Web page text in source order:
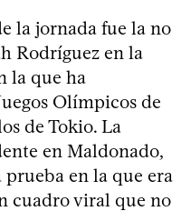
la jornada fue la no
Rodríguez en la
la que ha
Olímpicos de
de Tokio. La
en Maldonado,
en la que era
cuadro viral que no